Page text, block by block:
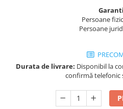
Persoane
Persoane
Durata de livrare: Disponibil la
confirmă telefonic